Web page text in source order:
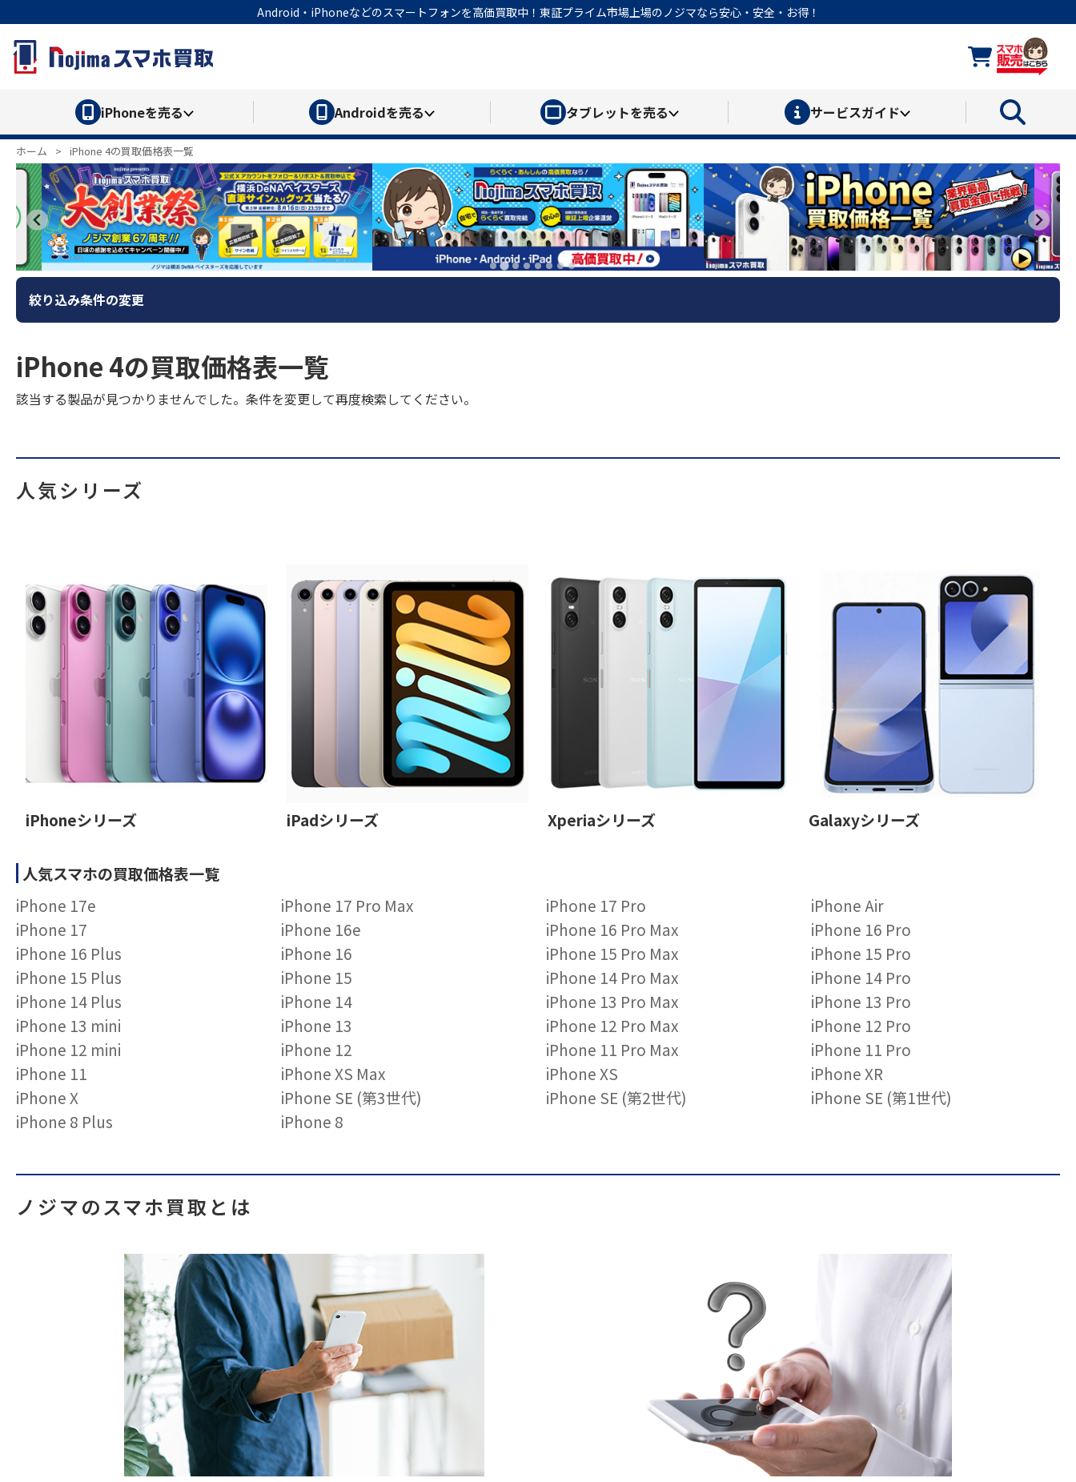
Android・iPhoneなどのスマートフォンを高価買取中！東証プライム市場上場のノジマなら安心・安全・お得！
iPhoneを売る Androidを売る タブレットを売る サービスガイド
ホーム > iPhone 4の買取価格表一覧
絞り込み条件の変更
iPhone 4の買取価格表一覧
該当する製品が見つかりませんでした。条件を変更して再度検索してください。
人気シリーズ
iPhoneシリーズ iPadシリーズ Xperiaシリーズ Galaxyシリーズ
人気スマホの買取価格表一覧
iPhone 17e
iPhone 17 Pro Max iPhone 17 Pro
iPhone Air
iPhone 17
iPhone 16e iPhone 16 Pro Max
iPhone 16 Pro
iPhone 16 Plus
iPhone 16 iPhone 15 Pro Max
iPhone 15 Pro
iPhone 15 Plus
iPhone 15 iPhone 14 Pro Max
iPhone 14 Pro
iPhone 14 Plus
iPhone 14 iPhone 13 Pro Max
iPhone 13 Pro
iPhone 13 mini
iPhone 13 iPhone 12 Pro Max
iPhone 12 Pro
iPhone 12 mini
iPhone 12 iPhone 11 Pro Max
iPhone 11 Pro
iPhone 11
iPhone XS Max iPhone XS
iPhone XR
iPhone X
iPhone SE (第3世代) iPhone SE (第2世代)
iPhone SE (第1世代)
iPhone 8 Plus
iPhone 8
ノジマのスマホ買取とは